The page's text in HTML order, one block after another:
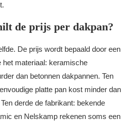
de prijs per dakpan?
De prijs wordt bepaald door een
het materiaal: keramische
dan betonnen dakpannen. Ten
platte pan kost minder dan
derde de fabrikant: bekende
en Nelskamp rekenen soms een